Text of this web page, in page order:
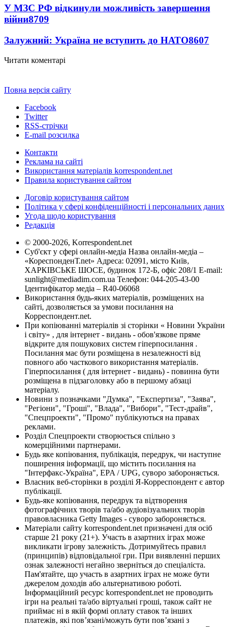
У МЗС РФ відкинули можливість завершення
війни8709
Залужний: Україна не вступить до НАТО8607
Читати коментарі
Повна версія сайту
Facebook
Twitter
RSS-стрічки
E-mail розсилка
Контакти
Реклама на сайті
Використання матеріалів korrespondent.net
Правила користування сайтом
Договір користування сайтом
Політика у сфері конфіденційності і персональних даних
Угода щодо користування
Редакція
© 2000-2026, Korrespondent.net
Суб'єкт у сфері онлайн-медіа Назва онлайн-медіа –
«КореспонденТ.net» Адреса: 02091, місто Київ,
ХАРКІВСЬКЕ ШОСЕ, будинок 172-Б, офіс 208/1 E-mail:
sunlight@mediadim.com.ua Телефон: 044-205-43-00
Ідентифікатор медіа – R40-06068
Використання будь-яких матеріалів, розміщених на
сайті, дозволяється за умови посилання на
Корреспондент.net.
При копіюванні матеріалів зі сторінки « Новини України
і світу» , для інтернет - видань - обов'язкове пряме
відкрите для пошукових систем гіперпосилання .
Посилання має бути розміщена в незалежності від
повного або часткового використання матеріалів.
Гіперпосилання ( для інтернет - видань) - повинна бути
розміщена в підзаголовку або в першому абзаці
матеріалу.
Новини з позначками "Думка", "Експертиза", "Заява",
"Регіони", "Гроші", "Влада", "Вибори", "Тест-драйв",
"Спецпроекти", "Промо" публікуються на правах
реклами.
Розділ Спецпроекти створюється спільно з
комерційними партнерами.
Будь яке копіювання, публікація, передрук, чи наступне
поширення інформації, що містить посилання на
"Інтерфакс-Україна", EPA / UPG, суворо забороняється.
Власник веб-сторінки в розділі Я-Корреспондент є автор
публікації.
Будь-яке копіювання, передрук та відтворення
фотографічних творів та/або аудіовізуальних творів
правовласника Getty Images - суворо забороняється.
Матеріали сайту korrespondent.net призначені для осіб
старше 21 року (21+). Участь в азартних іграх може
викликати ігрову залежність. Дотримуйтесь правил
(принципів) відповідальної гри. При виявленні перших
ознак залежності негайно зверніться до спеціаліста.
Пам'ятайте, що участь в азартних іграх не може бути
джерелом доходів або альтернативою роботі.
Інформаційний ресурс korrespondent.net не проводить
ігри на реальні та/або віртуальні гроші, також сайт не
приймає ні в якій формі оплату ставок та інших
платежів, які пов’язані/можуть бути пов’язані з